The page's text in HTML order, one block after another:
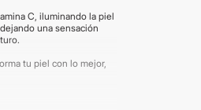
C, iluminando la piel
una sensación
tu piel con lo mejor,